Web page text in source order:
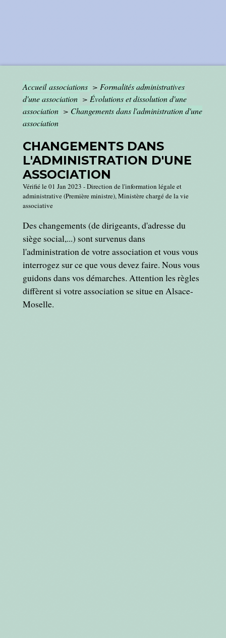
Accueil associations > Formalités administratives
d'une association > Évolutions et dissolution d'une
association > Changements dans l'administration d'une
association
CHANGEMENTS DANS
L'ADMINISTRATION D'UNE
ASSOCIATION
Vérifié le 01 Jan 2023 - Direction de l'information légale et
administrative (Première ministre), Ministère chargé de la vie
associative
Des changements (de dirigeants, d'adresse du
siège social,...) sont survenus dans
l'administration de votre association et vous vous
interrogez sur ce que vous devez faire. Nous vous
guidons dans vos démarches. Attention les règles
diffèrent si votre association se situe en Alsace-
Moselle.